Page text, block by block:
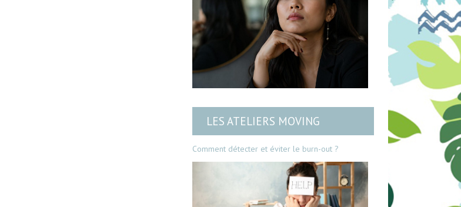
LES ATELIERS MOVING
Comment détecter et éviter le burn-out ?